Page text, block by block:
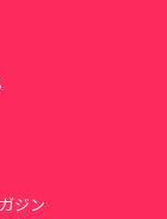
ジン